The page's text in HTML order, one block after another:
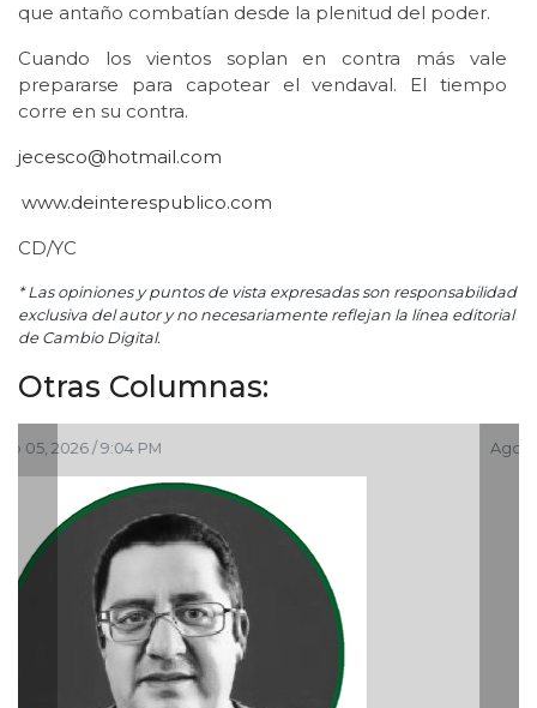
que antaño combatían desde la plenitud del poder.
Cuando los vientos soplan en contra más vale
prepararse para capotear el vendaval. El tiempo
corre en su contra.
jecesco@hotmail.com
www.deinterespublico.com
CD/YC
* Las opiniones y puntos de vista expresadas son responsabilidad
exclusiva del autor y no necesariamente reflejan la línea editorial
de Cambio Digital.
Otras Columnas:
Ago 05, 2026 / 9:15 AM